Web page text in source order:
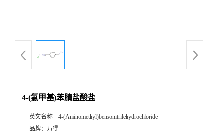
4-(氨甲基)苯腈盐酸盐
英文名称： 4-(Aminomethyl)benzonitrilehydrochloride
品牌： 万得